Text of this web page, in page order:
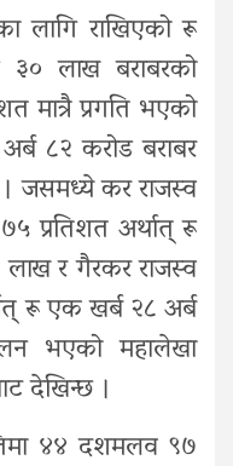
लागि राखिएको रू
लाख बराबरको
मात्रै प्रगति भएको
८२ करोड बराबर
जसमध्ये कर राजस्व
प्रतिशत अर्थात् रू
र गैरकर राजस्व
रू एक खर्ब २८ अर्ब
भएको महालेखा
देखिन्छ ।
४४ दशमलव ९७